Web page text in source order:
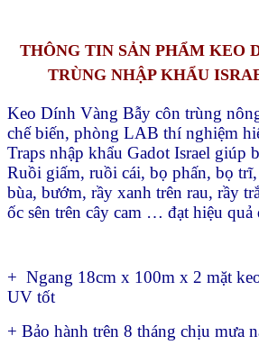
THÔNG TIN SẢN PHẨM KEO
TRÙNG NHẬP KHẨU
Keo Dính Vàng Bẫy côn trùng
chế biến, phòng LAB thí nghiệm
Traps nhập khẩu Gadot Israel giúp
Ruồi giấm, ruồi cái, bọ phấn, bọ
bùa, bướm, rầy xanh trên rau, rầy
ốc sên trên cây cam … đạt hiệu quả
+ Ngang 18cm x 100m x 2 mặt
UV tốt
+ Bảo hành trên 8 tháng chịu mưa